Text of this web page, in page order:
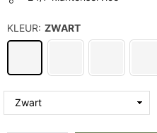
KLEUR: ZWART